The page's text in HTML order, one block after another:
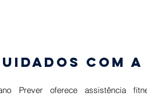
com
Prever oferece assistência